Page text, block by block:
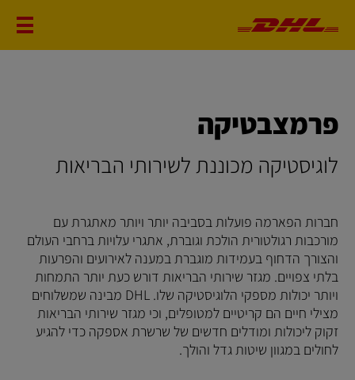
פרמצבטיקה
לוגיסטיקה מכוננת לשירותי הבריאות
חברות הפארמה פועלות בסביבה יותר ויותר מאתגרת עם
מורכבות רגולטורית הולכת וגוברת, אתגרי עלויות ברחבי העולם
והצורך הדחוף בעמידות מוגברת במענה לאירועים והפרעות
בלתי צפויים. מגזר שירותי הבריאות דורש כעת יותר התמחות
ויותר יכולות מספקי הלוגיסטיקה שלו. DHL מבינה שמשלוחים
מצילי חיים הם קריטיים למטופלים, וכי מגזר שירותי הבריאות
זקוק ליכולות ומודלים חדשים של שרשרת אספקה כדי להגיע
לחולים במגוון שיטות גדל והולך.